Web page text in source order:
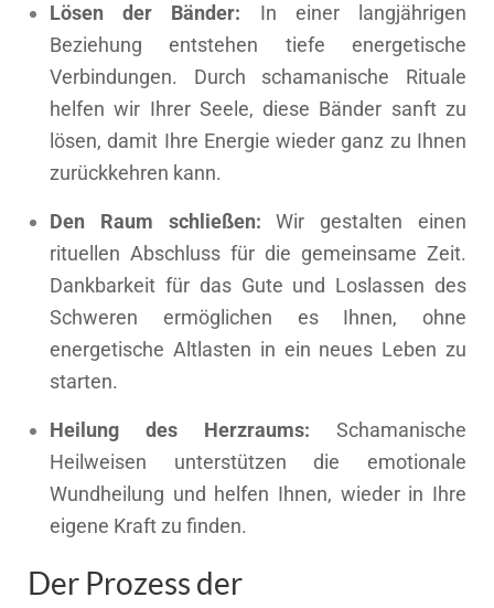
Lösen der Bänder: In einer langjährigen
Beziehung entstehen tiefe energetische
Verbindungen. Durch schamanische Rituale
helfen wir Ihrer Seele, diese Bänder sanft zu
lösen, damit Ihre Energie wieder ganz zu Ihnen
zurückkehren kann.
Den Raum schließen: Wir gestalten einen
rituellen Abschluss für die gemeinsame Zeit.
Dankbarkeit für das Gute und Loslassen des
Schweren ermöglichen es Ihnen, ohne
energetische Altlasten in ein neues Leben zu
starten.
Heilung des Herzraums: Schamanische
Heilweisen unterstützen die emotionale
Wundheilung und helfen Ihnen, wieder in Ihre
eigene Kraft zu finden.
Der Prozess der